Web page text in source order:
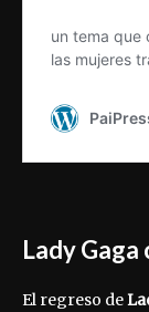
Lady
El regreso de